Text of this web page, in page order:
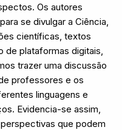
Os autores
se divulgar a Ciência,
científicas, textos
de plataformas digitais,
trazer uma discussão
professores e os
linguagens e
Evidencia-se assim,
que podem